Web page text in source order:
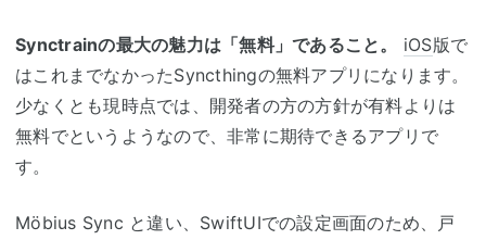
Synctrainの最大の魅力は「無料」であること。 iOS版で
はこれまでなかったSyncthingの無料アプリになります。
少なくとも現時点では、開発者の方の方針が有料よりは
無料でというようなので、非常に期待できるアプリで
す。
Möbius Sync と違い、SwiftUIでの設定画面のため、戸